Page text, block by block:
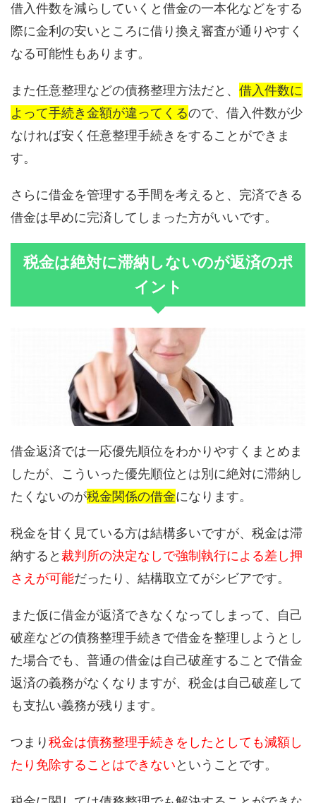
借入件数を減らしていくと借金の一本化などをする
際に金利の安いところに借り換え審査が通りやすく
なる可能性もあります。
また任意整理などの債務整理方法だと、 借入件数に
よって手続き金額が違ってくるので、借入件数が少
なければ安く任意整理手続きをすることができま
す。
さらに借金を管理する手間を考えると、完済できる
借金は早めに完済してしまった方がいいです。
税金は絶対に滞納しないのが返済のポ
イント
借金返済では一応優先順位をわかりやすくまとめま
したが、こういった優先順位とは別に絶対に滞納し
たくないのが税金関係の借金になります。
税金を甘く見ている方は結構多いですが、税金は滞
納すると 裁判所の決定なしで強制執行による差し押
さえが可能だったり、結構取立てがシビアです。
また仮に借金が返済できなくなってしまって、自己
破産などの債務整理手続きで借金を整理しようとし
た場合でも、普通の借金は自己破産することで借金
返済の義務がなくなりますが、税金は自己破産して
も支払い義務が残ります。
つまり税金は債務整理手続きをしたとしても減額し
たり免除することはできないということです。